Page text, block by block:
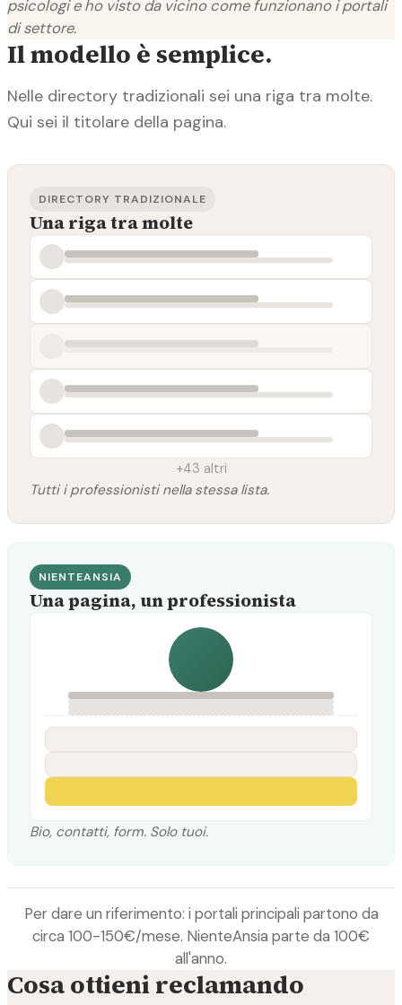
psicologi e ho visto da vicino come funzionano i portali
di settore.
Il modello è semplice.
Nelle directory tradizionali sei una riga tra molte.
Qui sei il titolare della pagina.
DIRECTORY TRADIZIONALE
Una riga tra molte
+43 altri
Tutti i professionisti nella stessa lista.
NIENTEANSIA
Una pagina, un professionista
Bio, contatti, form. Solo tuoi.
Per dare un riferimento: i portali principali partono da
circa 100-150€/mese. NienteAnsia parte da 100€
all'anno.
Cosa ottieni reclamando